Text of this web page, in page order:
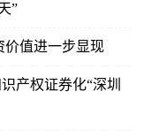
”
价值进一步显现
产权证券化“深圳